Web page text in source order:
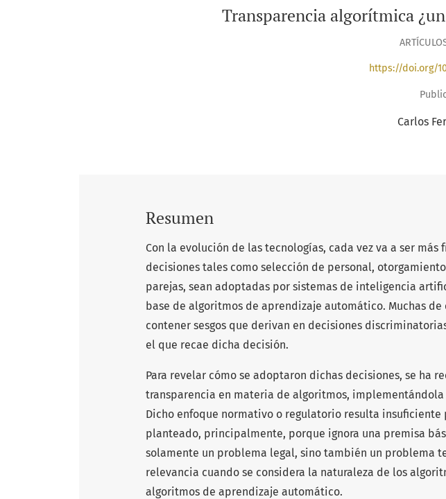
Transparencia algorítmica
https://doi.org/
Carlos
Resumen
Con la evolución de las tecnologías, cada vez va a ser más
decisiones tales como selección de personal,
parejas, sean adoptadas por sistemas de inteligencia
base de algoritmos de aprendizaje automático. Muchas de
contener sesgos que derivan en decisiones
el que recae dicha decisión.
Para revelar cómo se adoptaron dichas decisiones, se ha
transparencia en materia de algoritmos, implementándola
Dicho enfoque normativo o regulatorio resulta
planteado, principalmente, porque ignora una premisa
solamente un problema legal, sino también un problema
relevancia cuando se considera la naturaleza de los
algoritmos de aprendizaje automático.